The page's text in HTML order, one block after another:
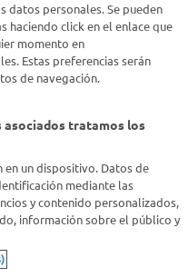
nosotrosacá
datos personales. Se pueden
haciendo click en el enlace que
momento en
Estas preferencias serán
de navegación.
tratamos los
en un dispositivo. Datos de
mediante las
y contenido personalizados,
información sobre el público y